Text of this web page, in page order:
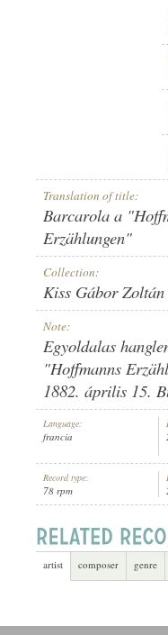
GERALDINE FARRAR
GRAMOPHONE
7-34000
Translation of title:
Barcarola a
Erzählungen"
Collection:
Kiss Gábor Zoltán
Note:
Egyoldalas
"Hoffmanns
1882. április 15.
Language:
francia
Record type:
78 rpm
artist composer genre